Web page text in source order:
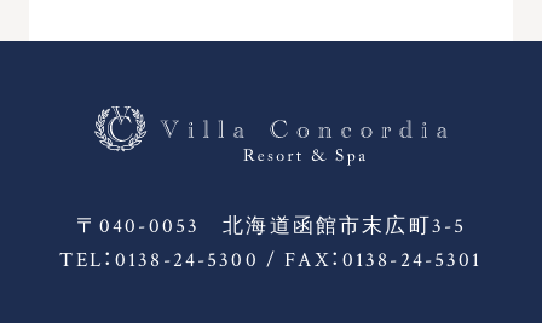
〒040-0053 北海道函館市末広町3-5
TEL：0138-24-5300 / FAX：0138-24-5301